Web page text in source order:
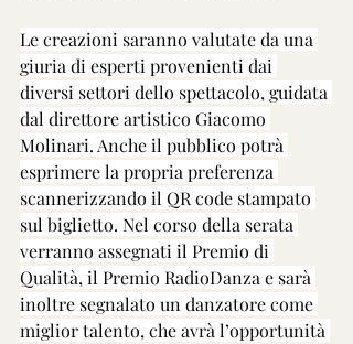
Le creazioni saranno valutate da una
giuria di esperti provenienti dai
diversi settori dello spettacolo, guidata
dal direttore artistico Giacomo
Molinari. Anche il pubblico potrà
esprimere la propria preferenza
scannerizzando il QR code stampato
sul biglietto. Nel corso della serata
verranno assegnati il Premio di
Qualità, il Premio RadioDanza e sarà
inoltre segnalato un danzatore come
miglior talento, che avrà l’opportunità